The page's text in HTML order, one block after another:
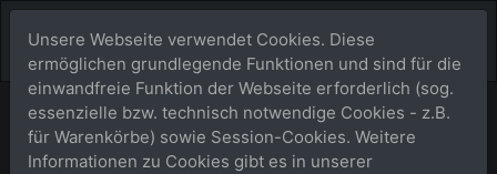
Unsere Webseite verwendet Cookies. Diese
ermöglichen grundlegende Funktionen und sind für die
einwandfreie Funktion der Webseite erforderlich (sog.
essenzielle bzw. technisch notwendige Cookies - z.B.
für Warenkörbe) sowie Session-Cookies. Weitere
Informationen zu Cookies gibt es in unserer